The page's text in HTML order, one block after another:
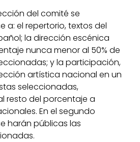
del comité se
a: el repertorio, textos del
la dirección escénica
nunca menor al 50% de
y la participación,
artística nacional en un
seleccionadas,
resto del porcentaje a
En el segundo
harán públicas las